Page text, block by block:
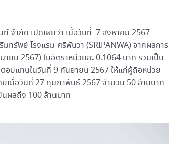
จำกัด เปิดเผยว่า เมื่อวันที่ 7 สิงหาคม 2567
รัพย์ โรงแรม ศรีพันวา (SRIPANWA) จากผลการ
ยน 2567) ในอัตราหน่วยละ 0.1064 บาท รวมเป็น
อบแทนในวันที่ 9 กันยายน 2567 ให้แก่ผู้ถือหน่วย
เมื่อวันที่ 27 กุมภาพันธ์ 2567 จำนวน 50 ล้านบาท
ผลถึง 100 ล้านบาท